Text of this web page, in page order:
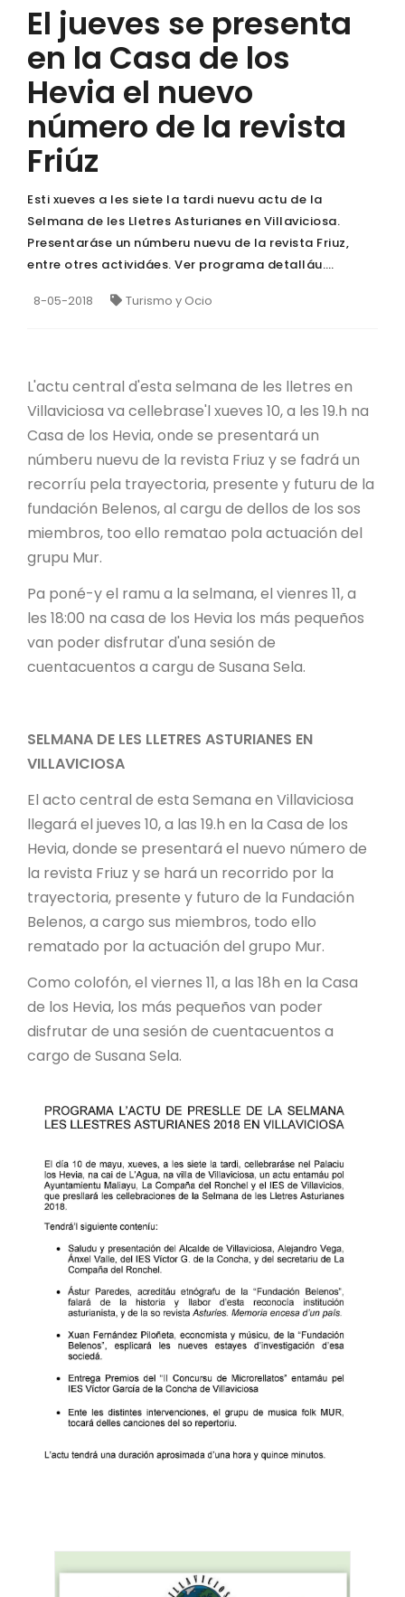
El jueves se presenta
en la Casa de los
Hevia el nuevo
número de la revista
Friúz
Esti xueves a les siete la tardi nuevu actu de la
Selmana de les Lletres Asturianes en Villaviciosa.
Presentaráse un númberu nuevu de la revista Friuz,
entre otres actividáes. Ver programa detalláu….
8-05-2018 Turismo y Ocio
L'actu central d'esta selmana de les lletres en
Villaviciosa va cellebrase'l xueves 10, a les 19.h na
Casa de los Hevia, onde se presentará un
númberu nuevu de la revista Friuz y se fadrá un
recorríu pela trayectoria, presente y futuru de la
fundación Belenos, al cargu de dellos de los sos
miembros, too ello rematao pola actuación del
grupu Mur.
Pa poné-y el ramu a la selmana, el vienres 11, a
les 18:00 na casa de los Hevia los más pequeños
van poder disfrutar d'una sesión de
cuentacuentos a cargu de Susana Sela.
SELMANA DE LES LLETRES ASTURIANES EN
VILLAVICIOSA
El acto central de esta Semana en Villaviciosa
llegará el jueves 10, a las 19.h en la Casa de los
Hevia, donde se presentará el nuevo número de
la revista Friuz y se hará un recorrido por la
trayectoria, presente y futuro de la Fundación
Belenos, a cargo sus miembros, todo ello
rematado por la actuación del grupo Mur.
Como colofón, el viernes 11, a las 18h en la Casa
de los Hevia, los más pequeños van poder
disfrutar de una sesión de cuentacuentos a
cargo de Susana Sela.